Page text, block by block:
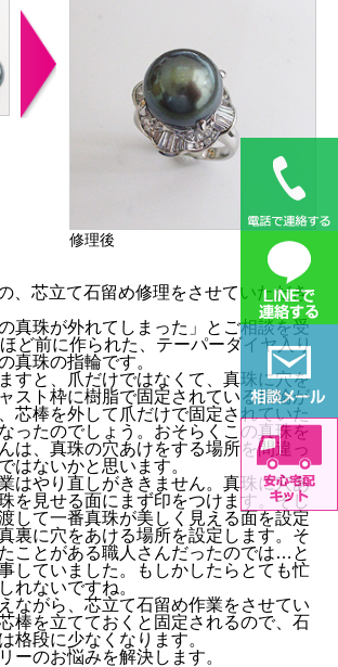
修理後
、芯立て石留め修理をさせていただき
真珠が外れてしまった」とご相談を受
ど前に作られた、テーパーダイヤ入り
真珠の指輪です。
すと、爪だけではなくて、真珠に穴を
スト枠に樹脂で固定されている指輪が
芯棒を外して爪だけで固定されていた
ったのでしょう。おそらくこの真珠を
は、真珠の穴あけをする場所を間違っ
はないかと思います。
はやり直しがききません。真珠に穴あ
を見せる面にまず印をつけます。そし
して一番真珠が美しく見える面を設定
裏に穴をあける場所を設定します。そ
ことがある職人さんだったのでは…と
していました。もしかしたらとても忙
れないですね。
ながら、芯立て石留め作業をさせてい
棒を立てておくと固定されるので、石
格段に少なくなります。
ーのお悩みを解決します。